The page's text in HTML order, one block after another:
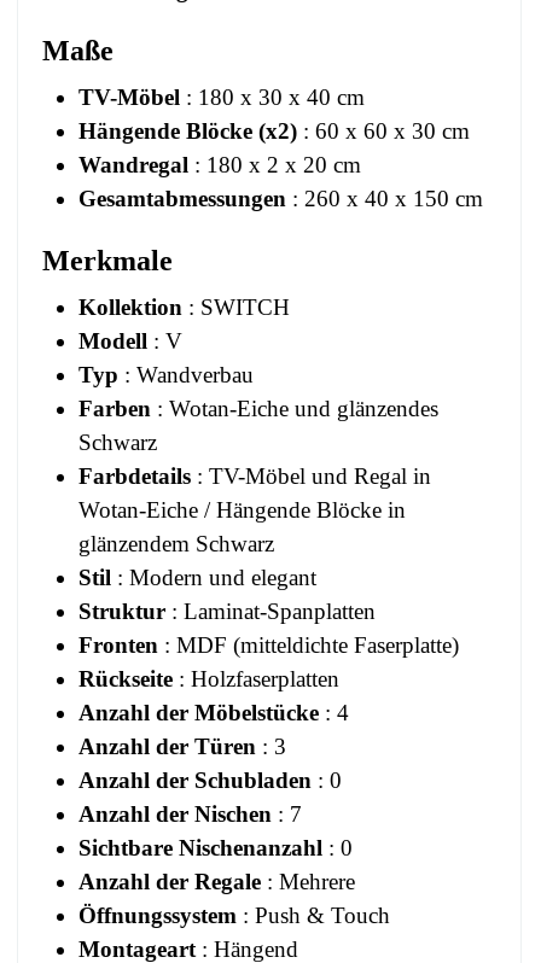
Maße
TV-Möbel : 180 x 30 x 40 cm
Hängende Blöcke (x2) : 60 x 60 x 30 cm
Wandregal : 180 x 2 x 20 cm
Gesamtabmessungen : 260 x 40 x 150 cm
Merkmale
Kollektion : SWITCH
Modell : V
Typ : Wandverbau
Farben : Wotan-Eiche und glänzendes
Schwarz
Farbdetails : TV-Möbel und Regal in
Wotan-Eiche / Hängende Blöcke in
glänzendem Schwarz
Stil : Modern und elegant
Struktur : Laminat-Spanplatten
Fronten : MDF (mitteldichte Faserplatte)
Rückseite : Holzfaserplatten
Anzahl der Möbelstücke : 4
Anzahl der Türen : 3
Anzahl der Schubladen : 0
Anzahl der Nischen : 7
Sichtbare Nischenanzahl : 0
Anzahl der Regale : Mehrere
Öffnungssystem : Push & Touch
Montageart : Hängend